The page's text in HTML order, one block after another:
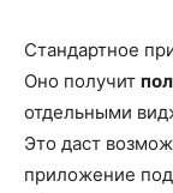
Стандартное
Оно получит
отдельными
Это даст
приложение